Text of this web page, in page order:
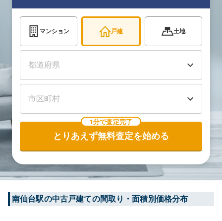
マンション 戸建 土地
1分で査定完了
とりあえず無料査定を始める
南仙台駅の中古戸建ての間取り・面積別価格分布